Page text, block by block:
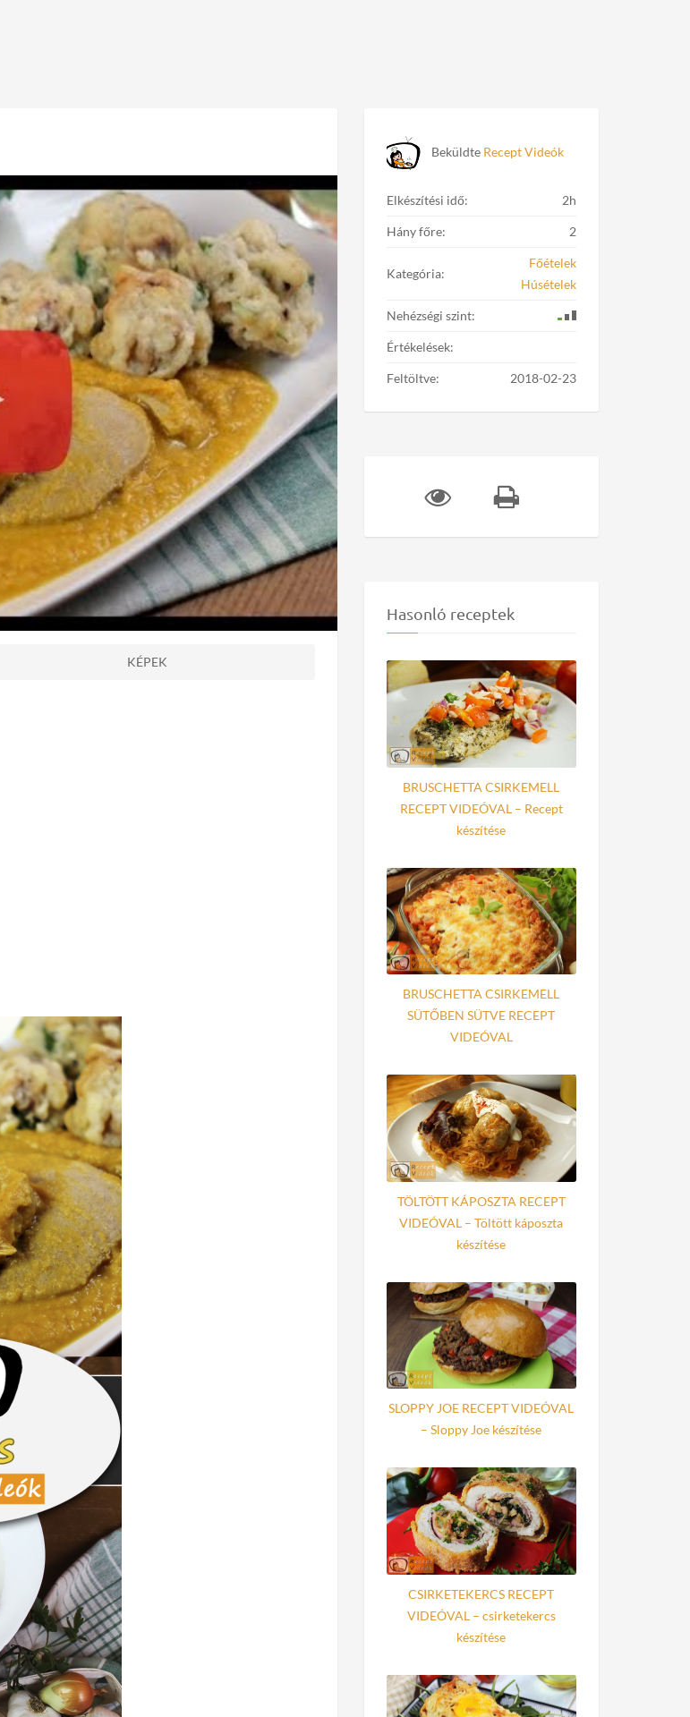
KÉPEK
Beküldte Recept Videók
Elkészítési idő: 2h
Hány főre: 2
Kategória:
Főételek
Húsételek
Nehézségi szint:
Értékelések:
Feltöltve: 2018-02-23
Hasonló receptek
BRUSCHETTA CSIRKEMELL
RECEPT VIDEÓVAL – Recept
készítése
BRUSCHETTA CSIRKEMELL
SÜTŐBEN SÜTVE RECEPT
VIDEÓVAL
TÖLTÖTT KÁPOSZTA RECEPT
VIDEÓVAL – Töltött káposzta
készítése
SLOPPY JOE RECEPT VIDEÓVAL
– Sloppy Joe készítése
CSIRKETEKERCS RECEPT
VIDEÓVAL – csirketekercs
készítése